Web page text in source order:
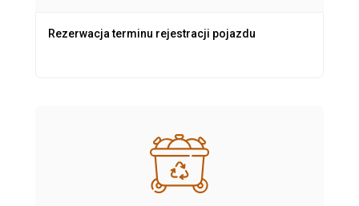
Rezerwacja terminu rejestracji pojazdu